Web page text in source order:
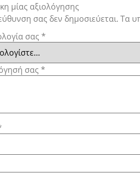
μίας αξιολόγησης
σας δεν δημοσιεύεται. Τα
σας *
σας *